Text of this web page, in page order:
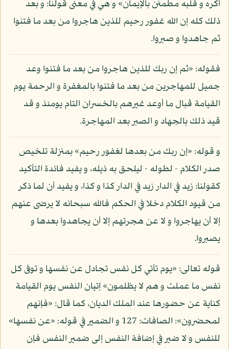
أكره و قلبه مطمئن بالإيمان» و هي في معنى قولنا: و بعد
ذلك كله إن الله غفور رحيم للذين هاجروا من بعد ما فتنوا
ثم جاهدوا و صبروا.
فقوله: «ثم إن ربك للذين هاجروا من بعد ما فتنوا وعد
جميل للمهاجرين من بعد ما فتنوا بالمغفرة و الرحمة يوم
القيامة قبال ما أوعد غيرهم بالخسران التام يومئذ و قد
قيد ذلك بالجهاد و الصبر بعد المهاجرة.
و قوله: «إن ربك من بعدها لغفور رحيم» بمنزلة تلخيص
صدر الكلام - لطوله - ليلحق به ذيله، و يفيد فائدة التأكيد
كقولنا: زيد في الدار زيد في الدار كذا و كذا، و يفيد أن لما ذكر
من قيود الكلام دخلا في الحكم فالله سبحانه لا يرضى عنهم
إلا أن يهاجروا و لا عن هجرتهم إلا أن يجاهدوا بعدها و
يصبروا.
قوله تعالى: «يوم تأتي كل نفس تجادل عن نفسها و توفى كل
نفس ما عملت و هم لا يظلمون» إتيان النفس يوم القيامة
كناية عن حضورها عند الملك الديان، كما قال: «فإنهم
لمحضرون»: الصافات: 127 و الضمير في قوله: «عن نفسها»
للنفس و لا ضير في إضافة النفس إلى ضمير النفس فإن